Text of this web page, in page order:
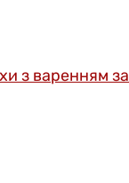
з варенням за